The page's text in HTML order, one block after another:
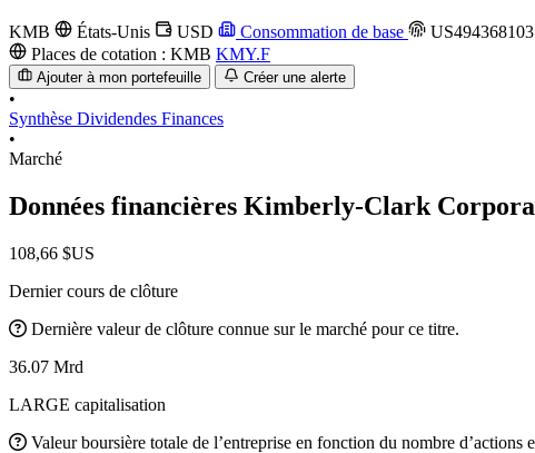
KMB États-Unis USD Consommation de base
Places de cotation : KMB KMY.F
Ajouter à mon portefeuille Créer une alerte
•
Synthèse Dividendes Finances
•
Marché
Données financières Kimberly-Clark
108,66 $US
Dernier cours de clôture
Dernière valeur de clôture connue sur le marché pour ce titre.
36.07 Mrd
LARGE capitalisation
Valeur boursière totale de l’entreprise en fonction du nombre d’actions